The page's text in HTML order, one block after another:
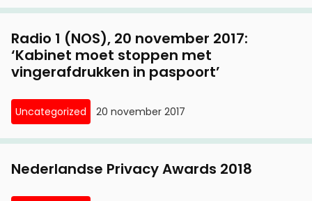
12 oktober, 2011
Wob-procedure over de Paspoortwet: wat
Privacy First inmiddels boven water kreeg
Privacy First eist onmiddellijke invoering van
identiteitskaart zonder vingerafdrukken
16 februari, 2011
Radio 1 (NOS), 20 november 2017:
‘Kabinet moet stoppen met
vingerafdrukken in paspoort’
Uncategorized 20 november 2017
Nederlandse Privacy Awards 2018